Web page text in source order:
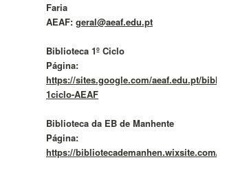
Faria
AEAF: geral@aeaf.edu.pt
Biblioteca 1º Ciclo
Página:
https://sites.google.com/aeaf.edu.pt/
1ciclo-AEAF
Biblioteca da EB de Manhente
Página:
https://bibliotecademanhen.wixsite.com/